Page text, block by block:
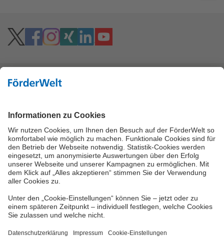
Vielzahl an Fördermitteln
Eine Förderung Ihres Projektes kann, je nach
Förderbedingungen, über viele verschiedene
Wege möglich sein. Neben den Bundes- und
Landesförderinstituten können Fördermittel des
Bundesamtes für Wirtschaft und